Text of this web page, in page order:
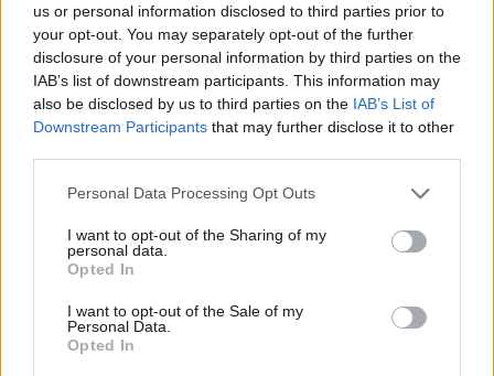
us or personal information disclosed to third parties prior to
your opt-out. You may separately opt-out of the further
disclosure of your personal information by third parties on the
IAB’s list of downstream participants. This information may
also be disclosed by us to third parties on the IAB’s List of
Downstream Participants that may further disclose it to other
Personal Data Processing Opt Outs
I want to opt-out of the Sharing of my
personal data.
Opted In
I want to opt-out of the Sale of my
Personal Data.
Opted In
Διάρκεια: από ώρα 08:00 της Μ. Δευτέρας 6
Απριλίου 2026 έως τη λήξη των εργασιών